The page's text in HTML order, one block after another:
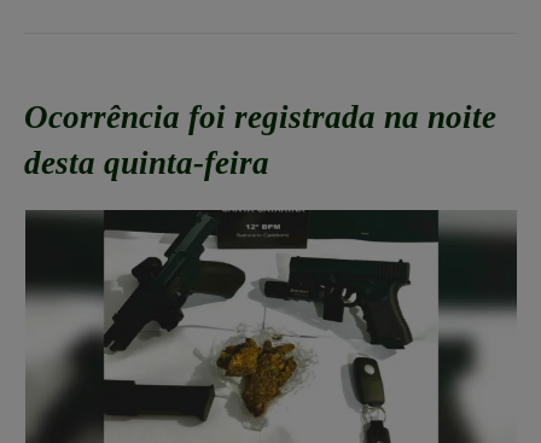
Ocorrência foi registrada na noite
desta quinta-feira